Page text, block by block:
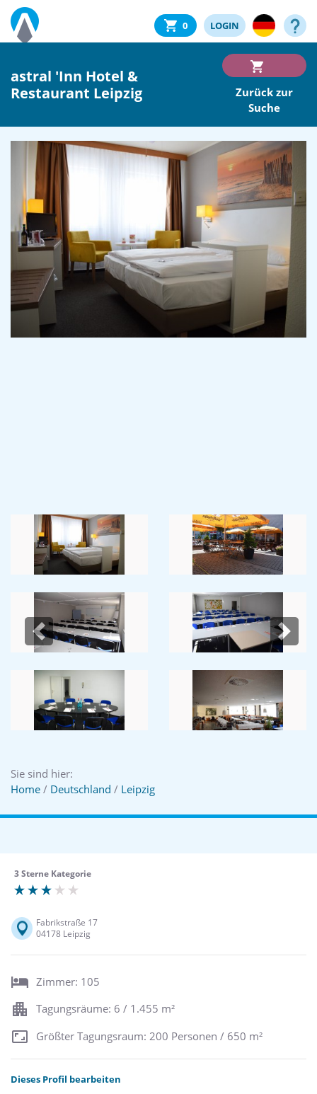
0 LOGIN
astral 'Inn Hotel &
Restaurant Leipzig
Zurück zur
Suche
Previous Next
Sie sind hier:
Home / Deutschland / Leipzig
3 Sterne Kategorie
Fabrikstraße 17
04178 Leipzig
Zimmer: 105
Tagungsräume: 6 / 1.455 m²
Größter Tagungsraum: 200 Personen / 650 m²
Dieses Profil bearbeiten